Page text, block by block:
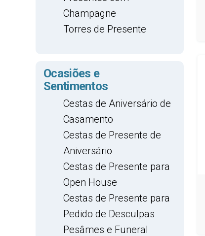
Champagne
Torres de Presente
Ocasiões e
Sentimentos
Cestas de Aniversário de
Casamento
Cestas de Presente de
Aniversário
Cestas de Presente para
Open House
Cestas de Presente para
Pedido de Desculpas
Pesâmes e Funeral